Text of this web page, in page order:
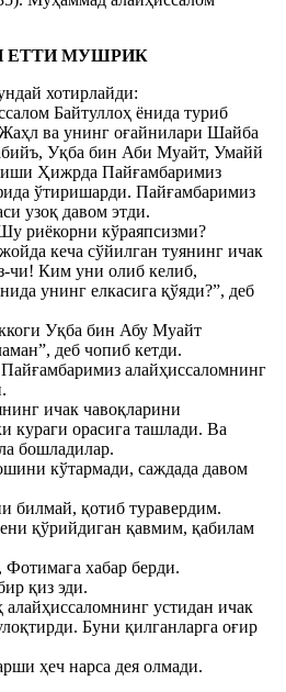
ЕТТИ МУШРИК
хотирлайди:
Байтуллоҳ ёнида туриб
ва унинг оғайнилари Шайба
Уқба бин Аби Муайт, Умайй
Ҳижрда Пайғамбаримиз
ўтиришарди. Пайғамбаримиз
узоқ давом этди.
риёкорни кўраяпсизми?
кеча сўйилган туянинг ичак
чи! Ким уни олиб келиб,
унинг елкасига қўяди?”, деб
Уқба бин Абу Муайт
деб чопиб кетди.
алайҳиссаломнинг
ичак чавоқларини
кураги орасига ташлади. Ва
бошладилар.
кўтармади, саждада давом
билмай, қотиб туравердим.
қўрийдиган қавмим, қабилам
хабар берди.
қиз эди.
устидан ичак
Буни қилганларга оғир
ҳеч нарса дея олмади.